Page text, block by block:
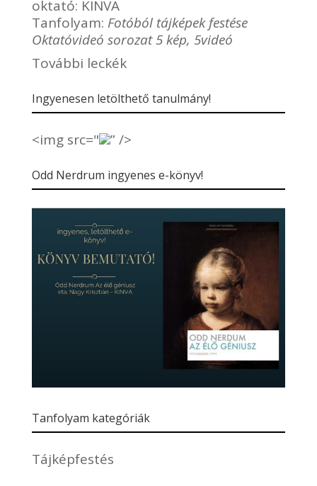
oktató: KINVA
Tanfolyam: Fotóból tájképek festése
Oktatóvideó sorozat 5 kép, 5videó
További leckék
Ingyenesen letölthető tanulmány!
<img src=" ” />
Odd Nerdrum ingyenes e-könyv!
Tanfolyam kategóriák
Tájképfestés